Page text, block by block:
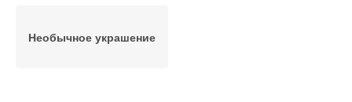
Необычное украшение